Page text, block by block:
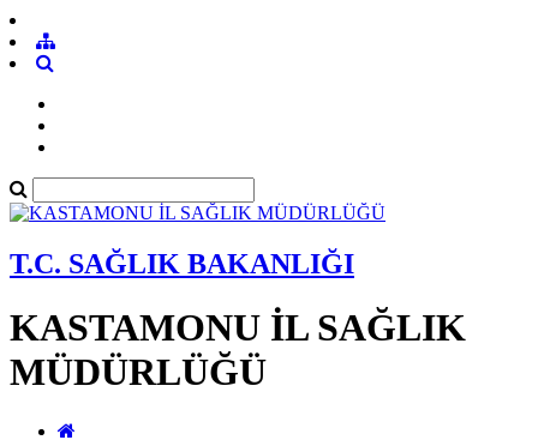
T.C. SAĞLIK BAKANLIĞI
KASTAMONU İL SAĞLIK
MÜDÜRLÜĞÜ